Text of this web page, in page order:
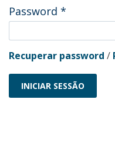
Password *
Recuperar password /
INICIAR SESSÃO